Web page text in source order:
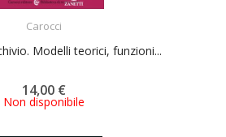
Carocci
Modelli teorici, funzioni...
14,00 €
Non disponibile